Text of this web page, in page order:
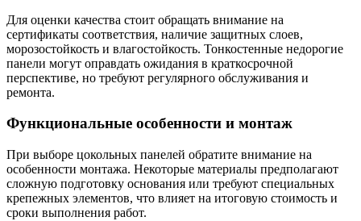
Для оценки качества стоит обращать внимание на
сертификаты соответствия, наличие защитных слоев,
морозостойкость и влагостойкость. Тонкостенные недорогие
панели могут оправдать ожидания в краткосрочной
перспективе, но требуют регулярного обслуживания и
ремонта.
Функциональные особенности и монтаж
При выборе цокольных панелей обратите внимание на
особенности монтажа. Некоторые материалы предполагают
сложную подготовку основания или требуют специальных
крепежных элементов, что влияет на итоговую стоимость и
сроки выполнения работ.